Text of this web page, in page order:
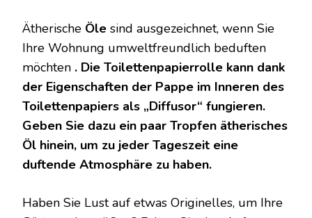
Ätherische Öle sind ausgezeichnet, wenn Sie
Ihre Wohnung umweltfreundlich beduften
möchten . Die Toilettenpapierrolle kann dank
der Eigenschaften der Pappe im Inneren des
Toilettenpapiers als „Diffusor“ fungieren.
Geben Sie dazu ein paar Tropfen ätherisches
Öl hinein, um zu jeder Tageszeit eine
duftende Atmosphäre zu haben.
Haben Sie Lust auf etwas Originelles, um Ihre